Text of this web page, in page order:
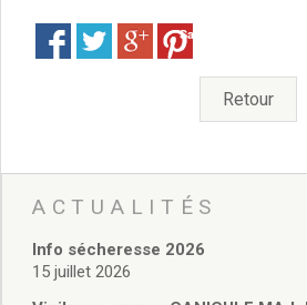
Arrêtés du Maire
Services municipaux
Pour venir nous voir
administratives
Services Techniques
Affaires Scolaires
Vie associative
Save
Retour
ACTUALITÉS
Info sécheresse 2026
15 juillet 2026